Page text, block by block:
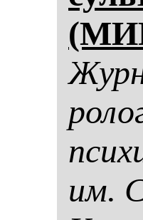
им.